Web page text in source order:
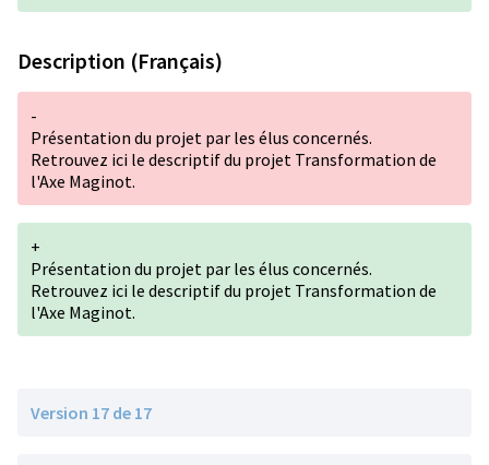
Description (Français)
-
Présentation du projet par les élus concernés.
Retrouvez ici le descriptif du projet Transformation de
l'Axe Maginot.
+
Présentation du projet par les élus concernés.
Retrouvez ici le descriptif du projet Transformation de
l'Axe Maginot.
Version 17 de 17